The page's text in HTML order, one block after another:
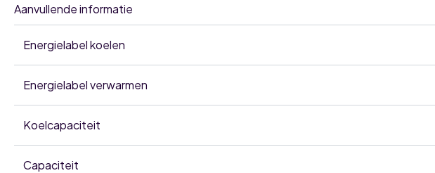
Aanvullende informatie
Energielabel koelen
Energielabel verwarmen
Koelcapaciteit
Capaciteit